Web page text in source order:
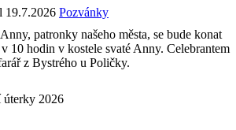
19.7.2026 Pozvánky
patronky našeho města, se bude konat
10 hodin v kostele svaté Anny. Celebrantem
z Bystrého u Poličky.